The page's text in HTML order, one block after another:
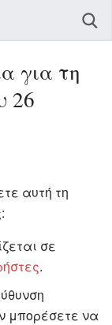
για τη
26
αυτή τη
σε
.
μπορέσετε να